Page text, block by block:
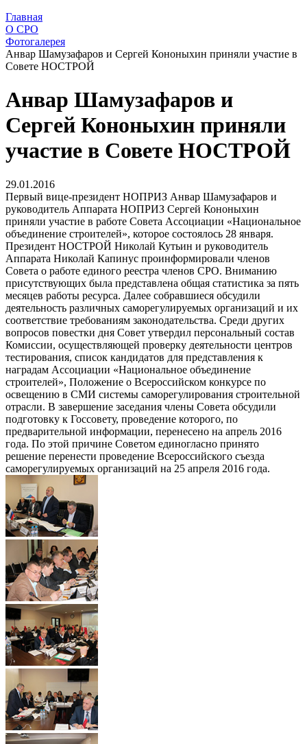
Главная
О СРО
Фотогалерея
Анвар Шамузафаров и Сергей Кононыхин приняли участие в
Совете НОСТРОЙ
Анвар Шамузафаров и
Сергей Кононыхин приняли
участие в Совете НОСТРОЙ
29.01.2016
Первый вице-президент НОПРИЗ Анвар Шамузафаров и
руководитель Аппарата НОПРИЗ Сергей Кононыхин
приняли участие в работе Совета Ассоциации «Национальное
объединение строителей», которое состоялось 28 января.
Президент НОСТРОЙ Николай Кутьин и руководитель
Аппарата Николай Капинус проинформировали членов
Совета о работе единого реестра членов СРО. Вниманию
присутствующих была представлена общая статистика за пять
месяцев работы ресурса. Далее собравшиеся обсудили
деятельность различных саморегулируемых организаций и их
соответствие требованиям законодательства. Среди других
вопросов повестки дня Совет утвердил персональный состав
Комиссии, осуществляющей проверку деятельности центров
тестирования, список кандидатов для представления к
наградам Ассоциации «Национальное объединение
строителей», Положение о Всероссийском конкурсе по
освещению в СМИ системы саморегулирования строительной
отрасли. В завершение заседания члены Совета обсудили
подготовку к Госсовету, проведение которого, по
предварительной информации, перенесено на апрель 2016
года. По этой причине Советом единогласно принято
решение перенести проведение Всероссийского съезда
саморегулируемых организаций на 25 апреля 2016 года.